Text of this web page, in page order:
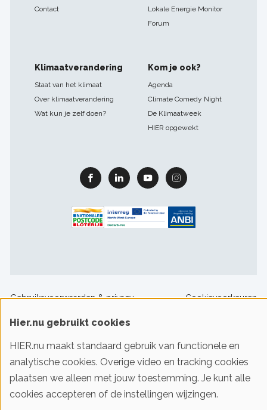
Contact
Lokale Energie Monitor
Forum
Klimaatverandering
Staat van het klimaat
Over klimaatverandering
Wat kun je zelf doen?
Kom je ook?
Agenda
Climate Comedy Night
De Klimaatweek
HIER opgewekt
Facebook Linkedin Youtube Instagram
Footer
Gebruiksvoorwaarden & privacy Cookievoorkeuren
© 2016-2026 Klimaatstichting HIER
Iedereen slim met energie. HIER helpt je!
Hier.nu gebruikt cookies
HIER.nu maakt standaard gebruik van functionele en
analytische cookies. Overige video en tracking cookies
plaatsen we alleen met jouw toestemming. Je kunt alle
cookies accepteren of de instellingen wijzingen.